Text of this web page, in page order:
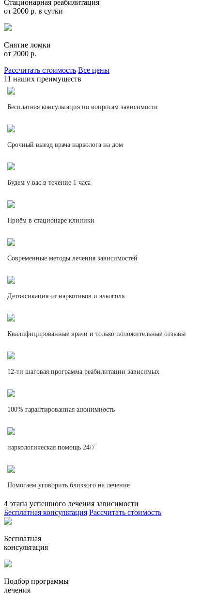
Стационарная реабилитация
от 2000 р. в сутки
Снятие ломки
от 2000 р.
Рассчитать стоимость Все цены
11 наших преимуществ
Бесплатная консультация по вопросам зависимости
Срочный выезд врача нарколога на дом
Будем у вас в течение 1 часа
Приём в стационаре клиники
Современные методы лечения зависимостей
Детоксикация от наркотиков и алкоголя
Квалифицированные врачи и только положительные отзывы
12-ти шаговая программа реабилитации зависимых
100% гарантированная анонимность
наркологическая помощь 24/7
Помогаем уговорить близкого на лечение
4 этапа успешного лечения зависимости
Бесплатная консультация Рассчитать стоимость
Бесплатная
консультация
Подбор программы
лечения